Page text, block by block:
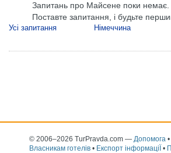
Запитань про Майсене поки немає.
Поставте запитання, і будьте
Усі запитання Німеччина
© 2006–2026 TurPravda.com — Допомога •
Власникам готелів • Експорт інформаціЇ •